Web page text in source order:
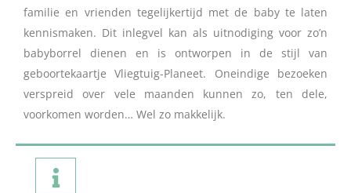
familie en vrienden tegelijkertijd met de baby te laten
kennismaken. Dit inlegvel kan als uitnodiging voor zo’n
babyborrel dienen en is ontworpen in de stijl van
geboortekaartje Vliegtuig-Planeet. Oneindige bezoeken
verspreid over vele maanden kunnen zo, ten dele,
voorkomen worden… Wel zo makkelijk.